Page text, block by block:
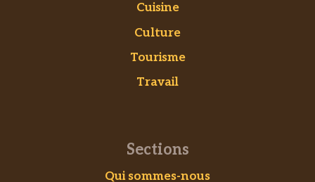
Cuisine
Culture
Tourisme
Travail
Sections
Qui sommes-nous